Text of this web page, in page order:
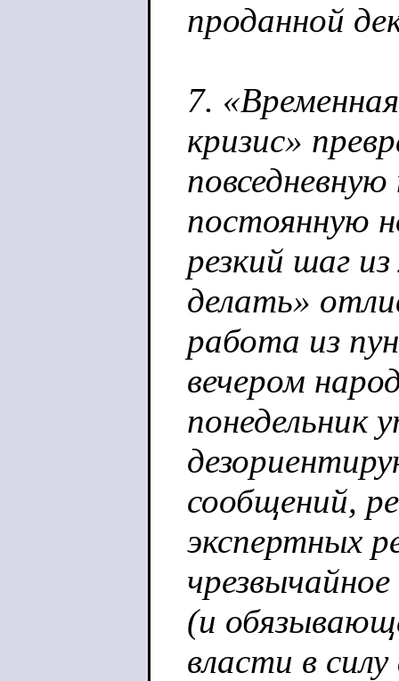
проданной
7.
кризис»
постоянную
резкий шаг
делать»
работа из
вечером
понедельник
сообщений,
экспертных
(и
власти в